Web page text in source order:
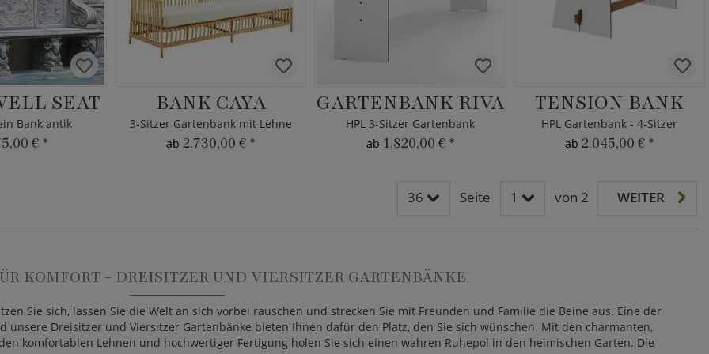
SEAT
Bank antik
€ *
BANK CAYA
3-Sitzer Gartenbank mit Lehne
ab 2.730,00 € *
GARTENBANK RIVA
HPL 3-Sitzer Gartenbank
ab 1.820,00 € *
TENSION BANK
HPL Gartenbank - 4-Sitzer
ab 2.045,00 € *
36 Seite 1 von 2 WEITER
KOMFORT - DREISITZER UND VIERSITZER GARTENBÄNKE
Sie sich, lassen Sie die Welt an sich vorbei rauschen und strecken Sie mit Freunden und Familie die Beine aus. Eine der
unsere Dreisitzer und Viersitzer Gartenbänke bieten Ihnen dafür den Platz, den Sie sich wünschen. Mit den charmanten,
komfortablen Lehnen und hochwertiger Fertigung holen Sie sich einen wahren Ruhepol in den heimischen Garten. Die